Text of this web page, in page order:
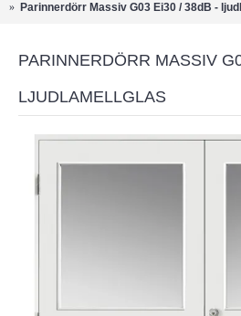
Parinnerdörr Massiv G03 Ei30 / 38dB -
PARINNERDÖRR MASSIV
LJUDLAMELLGLAS